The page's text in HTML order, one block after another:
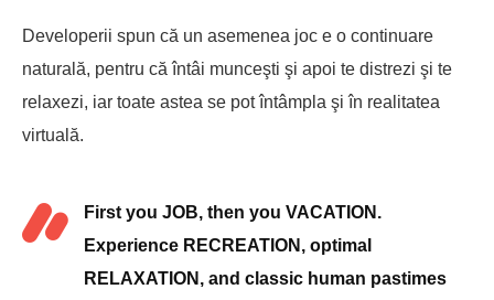
Developerii spun că un asemenea joc e o continuare
naturală, pentru că întâi munceşti şi apoi te distrezi şi te
relaxezi, iar toate astea se pot întâmpla şi în realitatea
virtuală.
First you JOB, then you VACATION.
Experience RECREATION, optimal
RELAXATION, and classic human pastimes